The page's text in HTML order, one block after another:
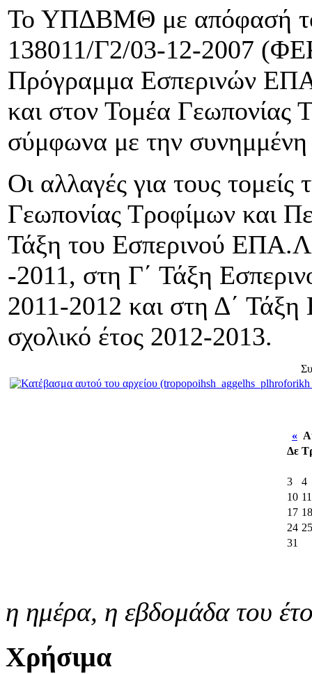
Το ΥΠΔΒΜΘ με απόφασή
138011/Γ2/03-12-2007
Πρόγραμμα Εσπερινών
και στον Τομέα Γεωπονίας
σύμφωνα με την
Οι αλλαγές για τους
Γεωπονίας Τροφίμων και
Τάξη του Εσπερινού
-2011, στη Γ΄ Τάξη
2011-2012 και στη Δ΄
σχολικό έτος 2012-2013.
«
Δε
3
4
10 11
17 18
24 25
31
η ημέρα, η εβδομάδα του
Χρήσιμα